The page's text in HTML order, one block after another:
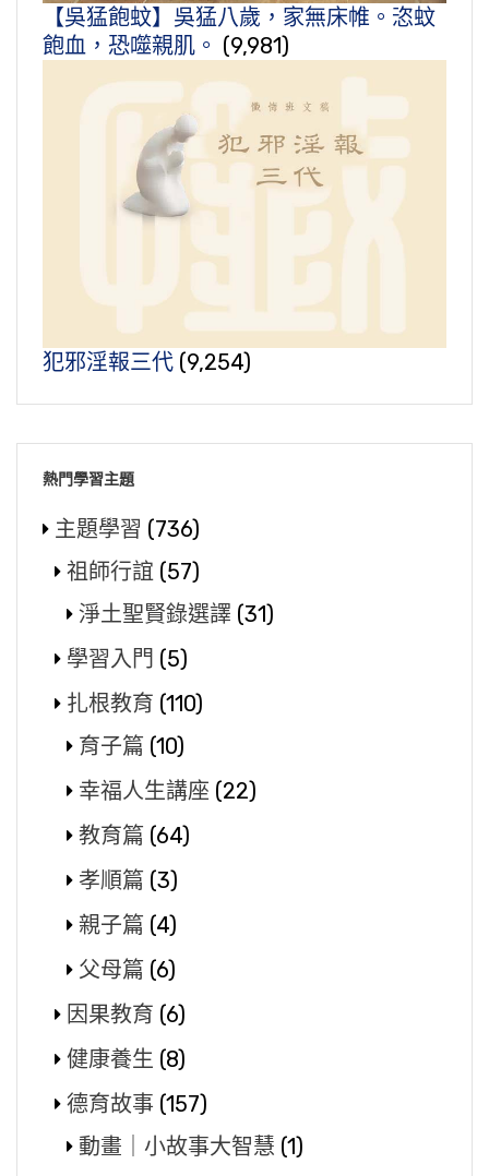
【吳猛飽蚊】吳猛八歲，家無床帷。恣蚊
飽血，恐噬親肌。 (9,981)
犯邪淫報三代 (9,254)
熱門學習主題
主題學習 (736)
祖師行誼 (57)
淨土聖賢錄選譯 (31)
學習入門 (5)
扎根教育 (110)
育子篇 (10)
幸福人生講座 (22)
教育篇 (64)
孝順篇 (3)
親子篇 (4)
父母篇 (6)
因果教育 (6)
健康養生 (8)
德育故事 (157)
動畫｜小故事大智慧 (1)